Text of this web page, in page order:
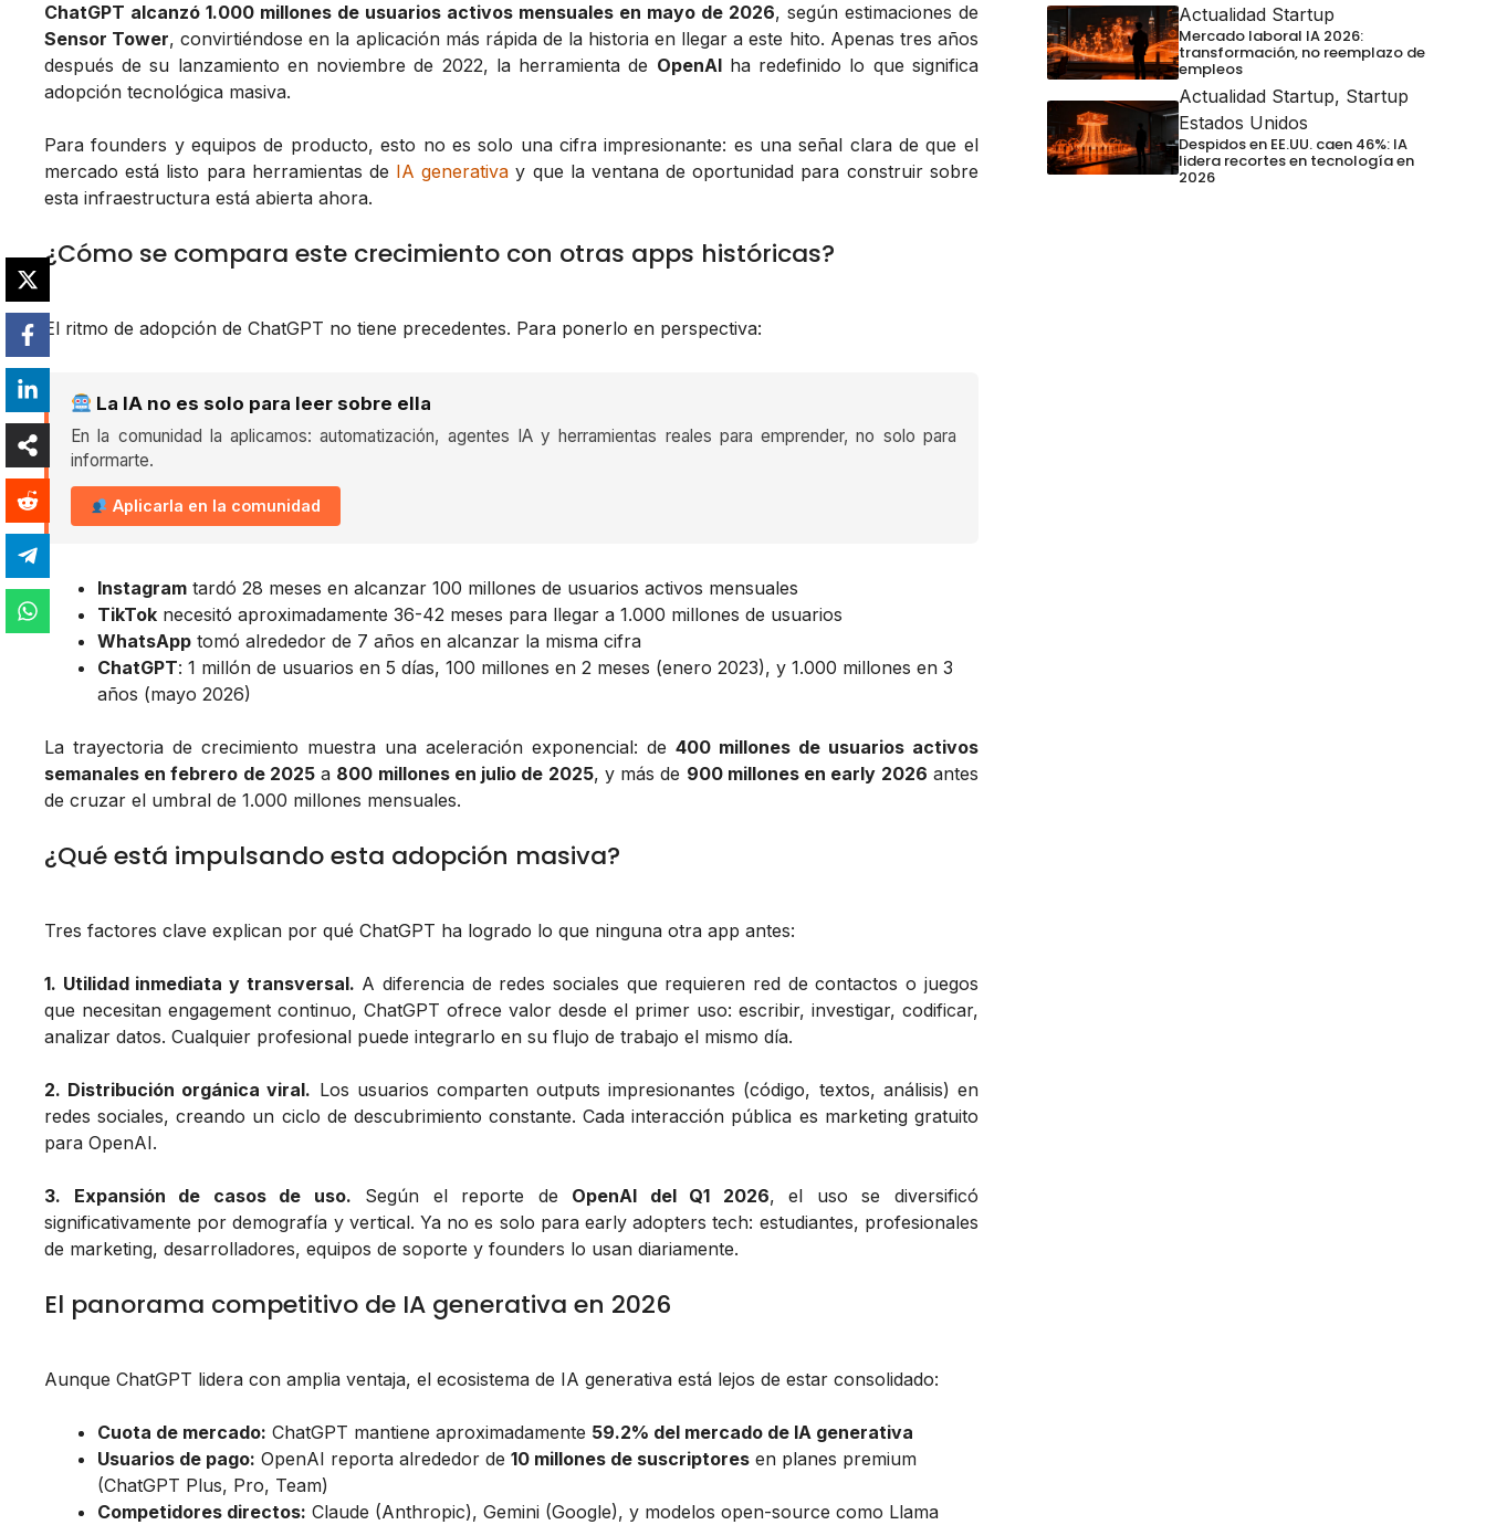
ChatGPT alcanzó 1.000 millones de usuarios activos mensuales en mayo de 2026, según estimaciones de
Sensor Tower, convirtiéndose en la aplicación más rápida de la historia en llegar a este hito. Apenas tres años
después de su lanzamiento en noviembre de 2022, la herramienta de OpenAIha redefinido lo que significa
adopción tecnológica masiva.
Para founders y equipos de producto, esto no es solo una cifra impresionante: es una señal clara de que el
mercado está listo para herramientas de IA generativa y que la ventana de oportunidad para construir sobre
esta infraestructura está abierta ahora.
¿Cómo se compara este crecimiento con otras apps históricas?
El ritmo de adopción de ChatGPT no tiene precedentes. Para ponerlo en perspectiva:
La IA no es solo para leer sobre ella
En la comunidad la aplicamos: automatización, agentes IA y herramientas reales para emprender, no solo para
informarte.
Aplicarla en la comunidad
Instagram tardó 28 meses en alcanzar 100 millones de usuarios activos mensuales
TikTok necesitó aproximadamente 36-42 meses para llegar a 1.000 millones de usuarios
WhatsApp tomó alrededor de 7 años en alcanzar la misma cifra
ChatGPT: 1 millón de usuarios en 5 días, 100 millones en 2 meses (enero 2023), y 1.000 millones en 3
años (mayo 2026)
La trayectoria de crecimiento muestra una aceleración exponencial: de 400 millones de usuarios activos
semanales en febrero de 2025a 800 millones en julio de 2025, y más de 900 millones en early 2026 antes
de cruzar el umbral de 1.000 millones mensuales.
¿Qué está impulsando esta adopción masiva?
Tres factores clave explican por qué ChatGPT ha logrado lo que ninguna otra app antes:
1. Utilidad inmediata y transversal. A diferencia de redes sociales que requieren red de contactos o juegos
que necesitan engagement continuo, ChatGPT ofrece valor desde el primer uso: escribir, investigar, codificar,
analizar datos. Cualquier profesional puede integrarlo en su flujo de trabajo el mismo día.
2. Distribución orgánica viral. Los usuarios comparten outputs impresionantes (código, textos, análisis) en
redes sociales, creando un ciclo de descubrimiento constante. Cada interacción pública es marketing gratuito
para OpenAI.
3. Expansión de casos de uso. Según el reporte de OpenAI del Q1 2026, el uso se diversificó
significativamente por demografía y vertical. Ya no es solo para early adopters tech: estudiantes, profesionales
de marketing, desarrolladores, equipos de soporte y founders lo usan diariamente.
El panorama competitivo de IA generativa en 2026
Aunque ChatGPT lidera con amplia ventaja, el ecosistema de IA generativa está lejos de estar consolidado:
Cuota de mercado: ChatGPT mantiene aproximadamente 59.2% del mercado de IA generativa
Usuarios de pago: OpenAI reporta alrededor de 10 millones de suscriptores en planes premium
(ChatGPT Plus, Pro, Team)
Competidores directos: Claude (Anthropic), Gemini (Google), y modelos open-source como Llama
Actualidad Startup
Mercado laboral IA 2026:
transformación, no reemplazo de
empleos
Actualidad Startup, Startup
Estados Unidos
Despidos en EE.UU. caen 46%: IA
lidera recortes en tecnología en
2026